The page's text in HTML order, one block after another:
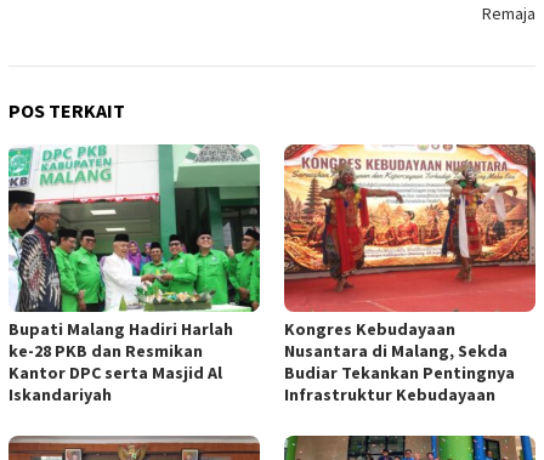
Remaja
POS TERKAIT
Bupati Malang Hadiri Harlah
ke-28 PKB dan Resmikan
Kantor DPC serta Masjid Al
Iskandariyah
Kongres Kebudayaan
Nusantara di Malang, Sekda
Budiar Tekankan Pentingnya
Infrastruktur Kebudayaan